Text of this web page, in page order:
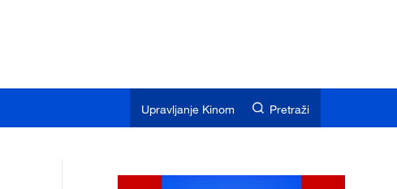
Upravljanje Kinom Pretraži